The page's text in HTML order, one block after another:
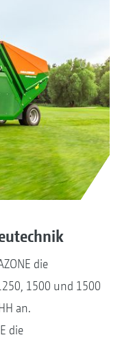
die
1500 und 1500
an.
die